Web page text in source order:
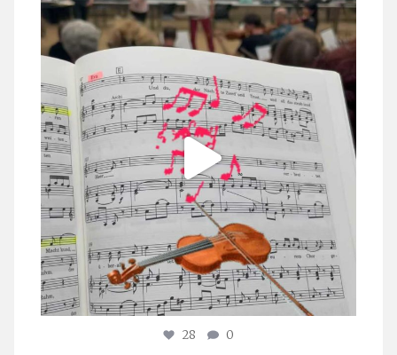
stuttgarter_oratorienchor
Juli 23
28 0